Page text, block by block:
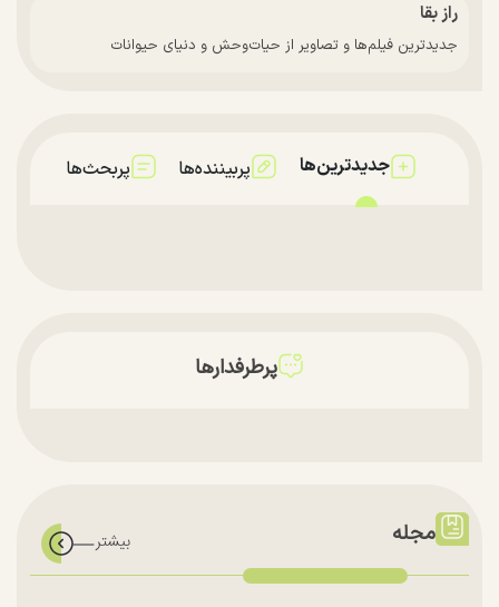
راز بقا
جدیدترین فیلم‌ها و تصاویر از حیات‌وحش و دنیای حیوانات
جدیدترین‌ها پربیننده‌ها پربحث‌ها
پرطرفدارها
مجله